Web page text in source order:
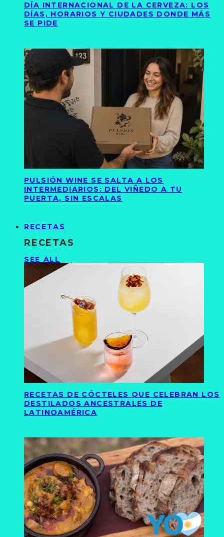
DÍA INTERNACIONAL DE LA CERVEZA: LOS
DÍAS, HORARIOS Y CIUDADES DONDE MÁS
SE PIDE
PULSIÓN WINE SE SALTA A LOS
INTERMEDIARIOS: DEL VIÑEDO A TU
PUERTA, SIN ESCALAS
RECETAS
RECETAS
SEE ALL
RECETAS DE CÓCTELES QUE CELEBRAN LOS
DESTILADOS ANCESTRALES DE
LATINOAMÉRICA